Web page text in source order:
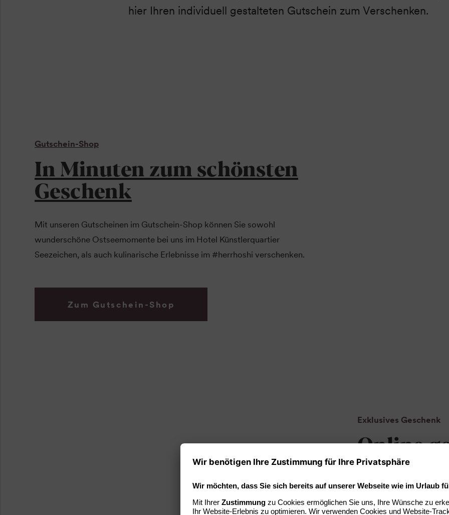
hier Ihren individuell gestalteten Gutschein zum Verschenken.
Gutschein-Shop
In Minuten zum schönsten
Geschenk
Mit unseren Gutscheinen im Gutschein-Shop können Sie sowohl
wunderschöne Ostseemomente bei uns im Hotel Künstlerquartier
Seezeichen, als auch kulinarische Erlebnisse im #herrhoshi verschenken.
Zum Gutschein-Shop
Exklusives Geschenk
Online
:
den
erledigt.